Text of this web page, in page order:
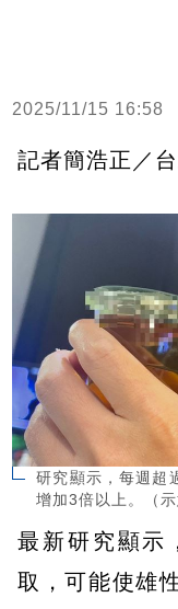
2025/11/15 16:58
記者簡浩正／
研究顯示，每週超
增加3倍以上。（示
最新研究顯示
取，可能使雄